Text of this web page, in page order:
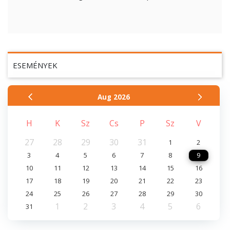
ESEMÉNYEK
Aug 2026
H K Sz Cs P Sz
V
27
28 29 30 31 1
2
3
4 5 6 7 8
9
10
11 12 13 14 15
16
17
18 19 20 21 22
23
24
25 26 27 28 29
30
31
1 2 3 4 5 6